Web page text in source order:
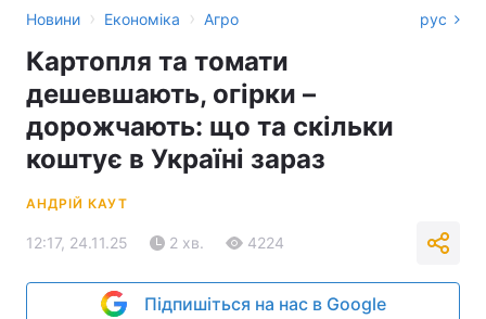
Новини › Економіка › Агро рус
Картопля та томати
дешевшають, огірки –
дорожчають: що та скільки
коштує в Україні зараз
АНДРІЙ КАУТ
12:17, 24.11.25 2 хв. 4224
Підпишіться на нас в Google